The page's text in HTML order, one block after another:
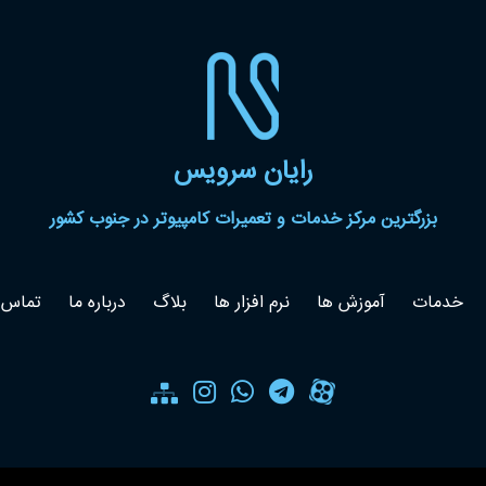
رایان سرویس
بزرگترین مرکز خدمات و تعمیرات کامپیوتر در جنوب کشور
خدمات آموزش ها نرم افزار ها بلاگ درباره ما تماس